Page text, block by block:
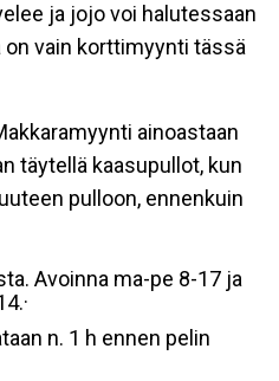
ja jojo voi halutessaan
on vain korttimyynti tässä
ainoastaan
täytellä kaasupullot, kun
pulloon, ennenkuin
Avoinna ma-pe 8-17 ja
n. 1 h ennen pelin